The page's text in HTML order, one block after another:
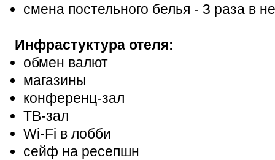
смена постельного белья - 3 раза в
Инфрастуктура отеля:
обмен валют
магазины
конференц-зал
ТВ-зал
Wi-Fi в лобби
сейф на ресепшн